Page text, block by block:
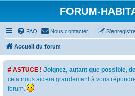
FORUM-
FAQ Nous contacter
Accueil du forum
# ASTUCE ! Joignez, autant que possible,
cela nous aidera grandement à vous
forum.